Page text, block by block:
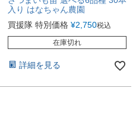
入り はなちゃん農園
買援隊 特別価格 ¥2,750税込
在庫切れ
詳細を見る